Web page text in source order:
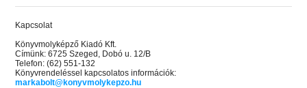
Kapcsolat
Könyvmolyképző Kiadó Kft.
Címünk: 6725 Szeged, Dobó u. 12/B
Telefon: (62) 551-132
Könyvrendeléssel kapcsolatos információk:
markabolt@konyvmolykepzo.hu